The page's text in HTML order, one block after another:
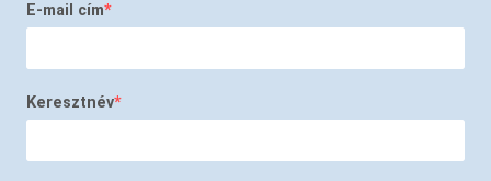
E-mail cím
Keresztnév